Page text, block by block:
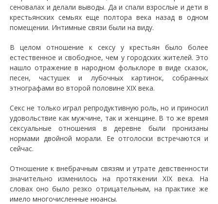
сеновалах и делали выводы. Да и спали взрослые и дети в
крестьянских семьях еще полтора века назад в одном
помещении. Интимные связи были на виду.
В целом отношение к сексу у крестьян было более
естественное и свободное, чем у городских жителей. Это
нашло отражение в народном фольклоре в виде сказок,
песен, частушек и лубочных картинок, собранных
этнографами во второй половине XIX века.
Секс не только играл репродуктивную роль, но и приносил
удовольствие как мужчине, так и женщине. В то же время
сексуальные отношения в деревне были пронизаны
нормами двойной морали. Ее отголоски встречаются и
сейчас.
Отношение к внебрачным связям и утрате девственности
значительно изменилось на протяжении XIX века. На
словах оно было резко отрицательным, на практике же
имело многочисленные нюансы.